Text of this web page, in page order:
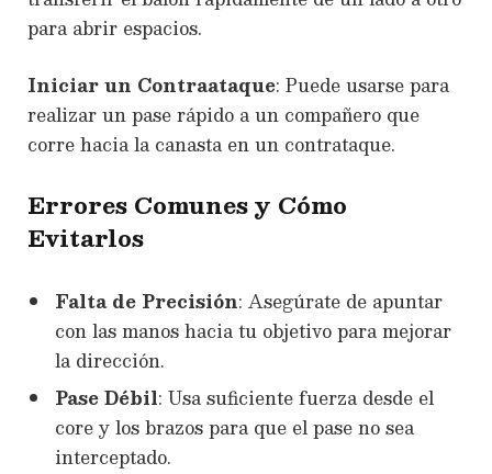
para abrir espacios.
Iniciar un Contraataque: Puede usarse para
realizar un pase rápido a un compañero que
corre hacia la canasta en un contrataque.
Errores Comunes y Cómo
Evitarlos
Falta de Precisión: Asegúrate de apuntar
con las manos hacia tu objetivo para mejorar
la dirección.
Pase Débil: Usa suficiente fuerza desde el
core y los brazos para que el pase no sea
interceptado.